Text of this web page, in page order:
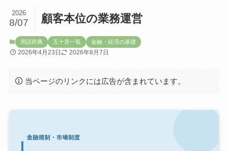
顧客本位の業務運営
2026
8/07
用語辞典 五十音一覧 金融・経済の基礎
2026年4月23日 2026年8月7日
当ページのリンクには広告が含まれています。